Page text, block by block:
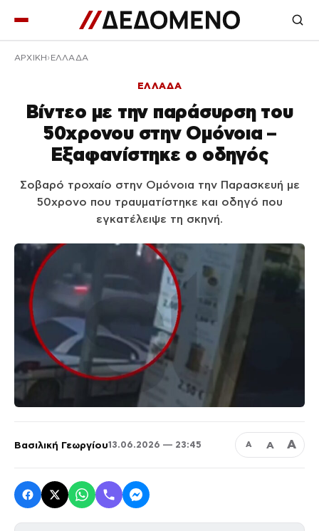
ΑΡΧΙΚΉ ΕΛΛΑΔΑ
ΕΛΛΑΔΑ
Βίντεο με την παράσυρση του
50χρονου στην Ομόνοια –
Εξαφανίστηκε ο οδηγός
Σοβαρό τροχαίο στην Ομόνοια την Παρασκευή με
50χρονο που τραυματίστηκε και οδηγό που
εγκατέλειψε τη σκηνή.
Βασιλική Γεωργίου13.06.2026 — 23:45 Α Α Α